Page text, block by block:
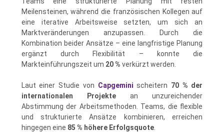
Meilensteinen, während die französischen Kollegen auf
eine iterative Arbeitsweise setzten, um sich an
Marktveränderungen anzupassen. Durch die
Kombination beider Ansätze – eine langfristige Planung
ergänzt durch Flexibilität – konnte die
Markteinführungszeit um 20 % verkürzt werden.
Laut einer Studie von Capgemini scheitern 70 % der
internationalen Projektean unzureichender
Abstimmung der Arbeitsmethoden. Teams, die flexible
und strukturierte Ansätze kombinieren, erreichen
hingegen eine 85 % höhere Erfolgsquote.